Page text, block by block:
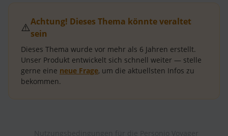
⚠️Achtung! Dieses Thema könnte veraltet
sein
Dieses Thema wurde vor mehr als 6 Jahren erstellt.
Unser Produkt entwickelt sich schnell weiter — stelle
gerne eine neue Frage, um die aktuellsten Infos zu
bekommen.